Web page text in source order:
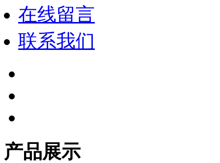
在线留言
联系我们
产品展示